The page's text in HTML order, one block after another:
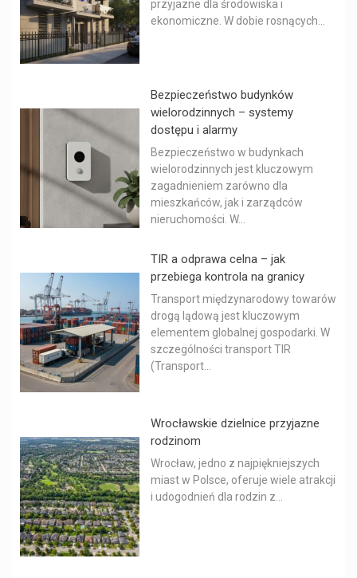
przyjazne dla środowiska i
ekonomiczne. W dobie rosnących...
Bezpieczeństwo budynków
wielorodzinnych – systemy
dostępu i alarmy
Bezpieczeństwo w budynkach
wielorodzinnych jest kluczowym
zagadnieniem zarówno dla
mieszkańców, jak i zarządców
nieruchomości. W...
TIR a odprawa celna – jak
przebiega kontrola na granicy
Transport międzynarodowy towarów
drogą lądową jest kluczowym
elementem globalnej gospodarki. W
szczególności transport TIR
(Transport...
Wrocławskie dzielnice przyjazne
rodzinom
Wrocław, jedno z najpiękniejszych
miast w Polsce, oferuje wiele atrakcji
i udogodnień dla rodzin z...